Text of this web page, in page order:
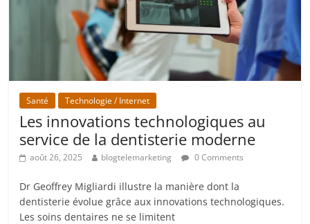
Santé Technologie / Internet
Les innovations technologiques au
service de la dentisterie moderne
août 26, 2025 blogtelemarketing 0 Comments
Dr Geoffrey Migliardi illustre la manière dont la
dentisterie évolue grâce aux innovations technologiques.
Les soins dentaires ne se limitent